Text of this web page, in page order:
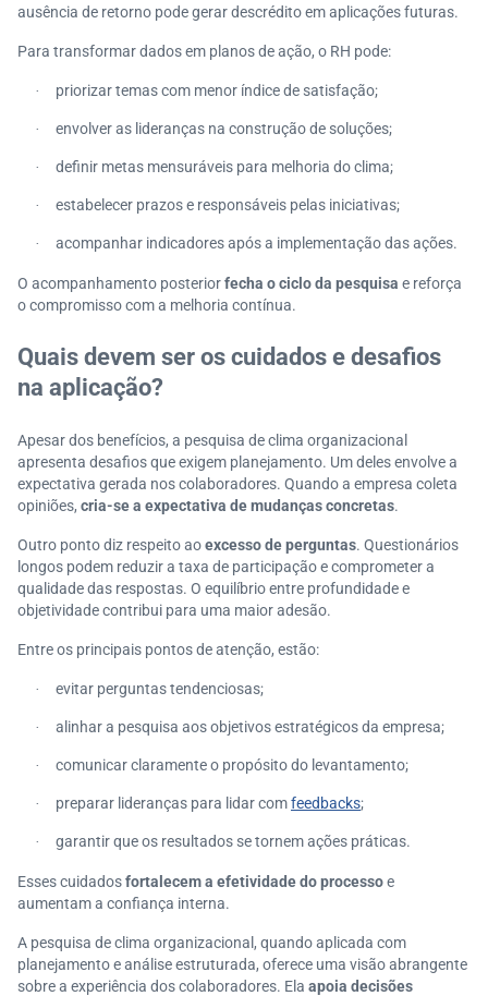
ausência de retorno pode gerar descrédito em aplicações futuras.
Para transformar dados em planos de ação, o RH pode:
· priorizar temas com menor índice de satisfação;
· envolver as lideranças na construção de soluções;
· definir metas mensuráveis para melhoria do clima;
· estabelecer prazos e responsáveis pelas iniciativas;
· acompanhar indicadores após a implementação das ações.
O acompanhamento posteriorfecha o ciclo da pesquisa e reforça
o compromisso com a melhoria contínua.
Quais devem ser os cuidados e desafios
na aplicação?
Apesar dos benefícios, a pesquisa de clima organizacional
apresenta desafios que exigem planejamento. Um deles envolve a
expectativa gerada nos colaboradores. Quando a empresa coleta
opiniões, cria-se a expectativa de mudanças concretas.
Outro ponto diz respeito aoexcesso de perguntas. Questionários
longos podem reduzir a taxa de participação e comprometer a
qualidade das respostas. O equilíbrio entre profundidade e
objetividade contribui para uma maior adesão.
Entre os principais pontos de atenção, estão:
· evitar perguntas tendenciosas;
· alinhar a pesquisa aos objetivos estratégicos da empresa;
· comunicar claramente o propósito do levantamento;
· preparar lideranças para lidar comfeedbacks;
· garantir que os resultados se tornem ações práticas.
Esses cuidadosfortalecem a efetividade do processoe
aumentam a confiança interna.
A pesquisa de clima organizacional, quando aplicada com
planejamento e análise estruturada, oferece uma visão abrangente
sobre a experiência dos colaboradores. Ela apoia decisões